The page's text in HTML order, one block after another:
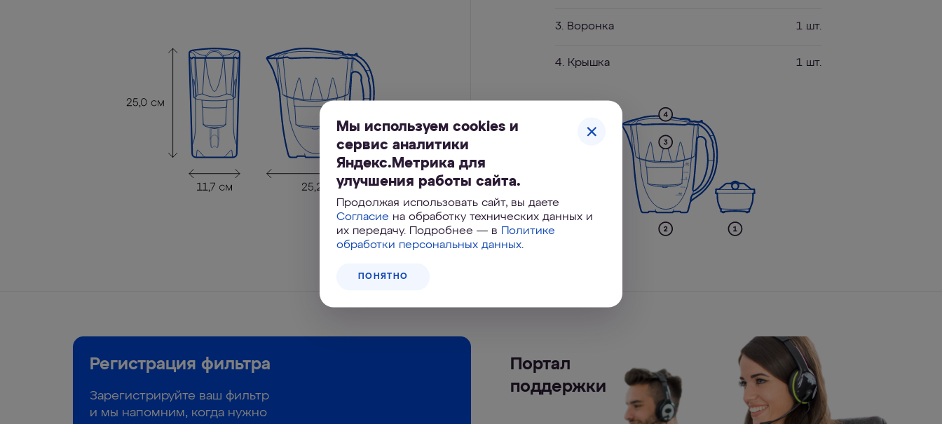
3. Воронка 1 шт.
4. Крышка 1 шт.
Регистрация фильтра
Зарегистрируйте ваш фильтр
и мы напомним, когда нужно
Портал
поддержки
Мы используем cookies и
сервис аналитики
Яндекс.Метрика для
улучшения работы сайта.
Продолжая использовать сайт, вы даете
Согласие на обработку технических данных и
их передачу. Подробнее — в Политике
обработки персональных данных
ПОНЯТНО